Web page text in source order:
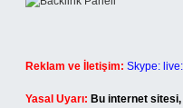
Reklam ve İletişim: Skype:
Yasal Uyarı: Bu internet